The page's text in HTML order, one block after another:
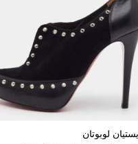
لوبوتان